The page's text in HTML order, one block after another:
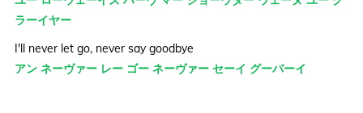
ラーイヤー
I'll never let go, never say goodbye
アン ネーヴァー レー ゴー ネーヴァー セーイ グーバーイ